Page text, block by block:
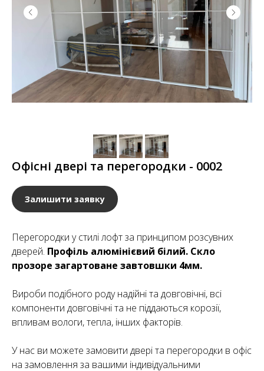
Офісні двері та перегородки - 0002
Залишити заявку
Перегородки у стилі лофт за принципом розсувних
дверей. Профіль алюмінієвий білий. Скло
прозоре загартоване завтовшки 4мм.
Вироби подібного роду надійні та довговічні, всі
компоненти довговічні та не піддаються корозії,
впливам вологи, тепла, інших факторів.
У нас ви можете замовити двері та перегородки в офіс
на замовлення за вашими індивідуальними